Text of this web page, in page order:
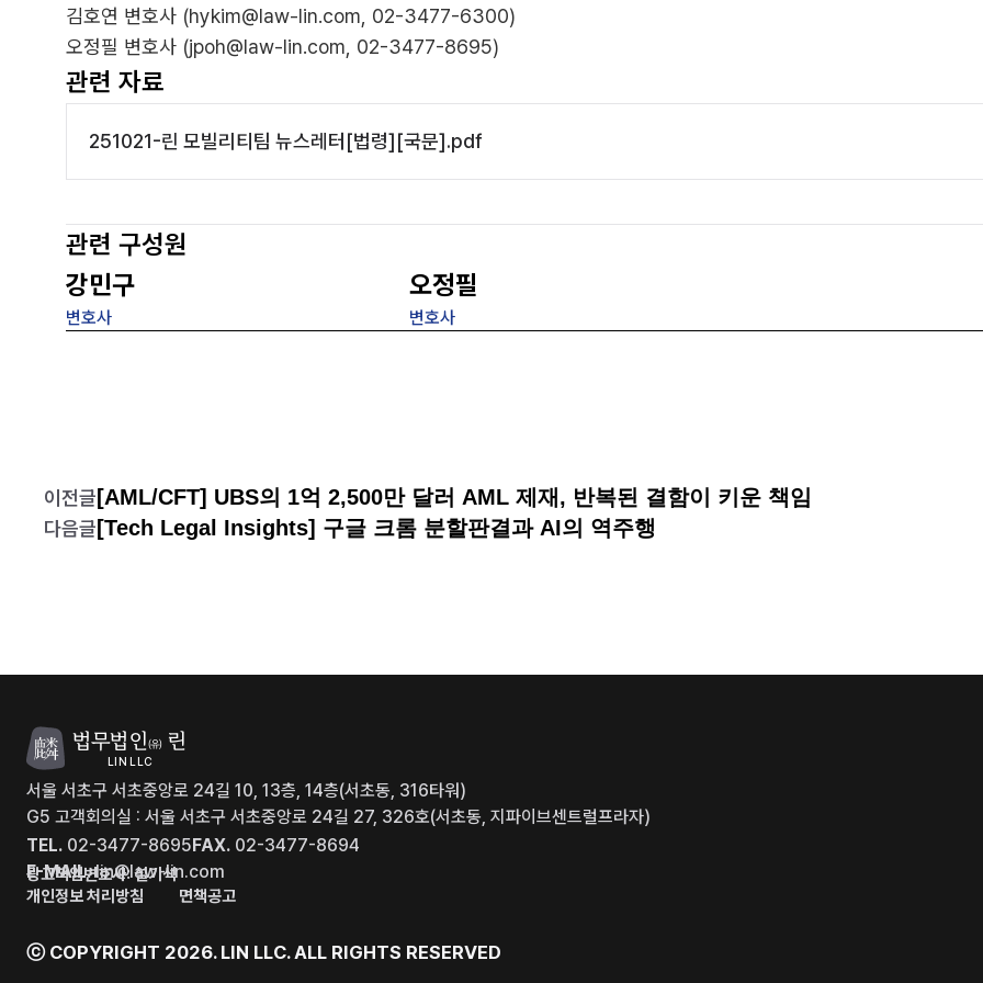
김호연 변호사 (hykim@law-lin.com, 02-3477-6300)
오정필 변호사 (jpoh@law-lin.com, 02-3477-8695)
관련 자료
251021-린 모빌리티팀 뉴스레터[법령][국문].pdf
관련 구성원
강민구
변호사
오정필
변호사
이전글[AML/CFT] UBS의 1억 2,500만 달러 AML 제재, 반복된 결함이 키운 책임
다음글[Tech Legal Insights] 구글 크롬 분할판결과 AI의 역주행
법무법인 (유) 린
LIN LLC
서울 서초구 서초중앙로 24길 10, 13층, 14층(서초동, 316타워)
G5 고객회의실 : 서울 서초구 서초중앙로 24길 27, 326호(서초동, 지파이브센트럴프라자)
TEL. 02-3477-8695FAX. 02-3477-8694
E-MAIL.lin@law-lin.com
광고책임변호사: 설기석
개인정보 처리방침
면책공고
ⓒ COPYRIGHT 2026. LIN LLC.ALL RIGHTS RESERVED